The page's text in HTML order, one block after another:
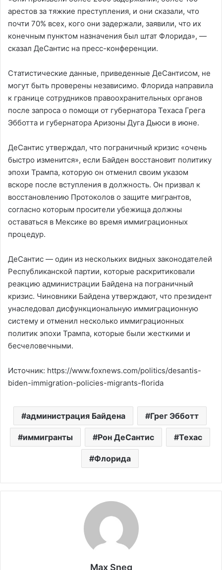
арестов за тяжкие преступления, и они сказали, что
почти 70% всех, кого они задержали, заявили, что их
конечным пунктом назначения был штат Флорида», —
сказал ДеСантис на пресс-конференции.
Статистические данные, приведенные ДеСантисом, не
могут быть проверены независимо. Флорида направила
к границе сотрудников правоохранительных органов
после запроса о помощи от губернатора Техаса Грега
Эбботта и губернатора Аризоны Дуга Дьюси в июне.
ДеСантис утверждал, что пограничный кризис «очень
быстро изменится», если Байден восстановит политику
эпохи Трампа, которую он отменил своим указом
вскоре после вступления в должность. Он призвал к
восстановлению Протоколов о защите мигрантов,
согласно которым просители убежища должны
оставаться в Мексике во время иммиграционных
процедур.
ДеСантис — один из нескольких видных законодателей
Республиканской партии, которые раскритиковали
реакцию администрации Байдена на пограничный
кризис. Чиновники Байдена утверждают, что президент
унаследовал дисфункциональную иммиграционную
систему и отменил несколько иммиграционных
политик эпохи Трампа, которые были жесткими и
бесчеловечными.
Источник: https://www.foxnews.com/politics/desantis-
biden-immigration-policies-migrants-florida
администрация Байдена Грег Эбботт
иммигранты Рон ДеСантис Техас
Флорида
Max Sneg